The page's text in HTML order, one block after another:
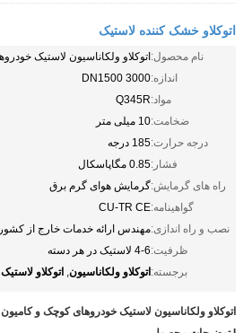
اتوکلاو خشک کننده لاستیک
نام محصول:اتوکلاو ولکاناسیون لاستیک
اندازه:DN1500 3000
مواد:Q345R
ضخامت:10 میلی متر
درجه حرارت:185 درجه
فشار:0.85 مگاپاسکال
راه های گرمایش:گرمایش هوای گرم برق
گواهینامه:CU-TR CE
نصب و راه اندازی:مهندس ارائه خدمات خارج از کشور
ظرفیت:4-6 لاستیک در هر دسته
برجسته:اتوکلاو ولکاناسیون, اتوکلاو لاستیک
اتوکلاو ولکاناسیون لاستیک خودروهای کوچک و